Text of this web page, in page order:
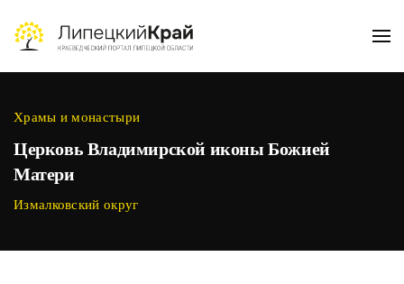
Skip to main content
Храмы и монастыри
Церковь Владимирской иконы Божией
Матери
Измалковский округ